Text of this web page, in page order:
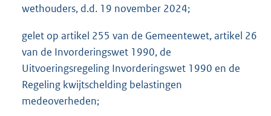
wethouders, d.d. 19 november 2024;
gelet op artikel 255 van de Gemeentewet, artikel 26
van de Invorderingswet 1990, de
Uitvoeringsregeling Invorderingswet 1990 en de
Regeling kwijtschelding belastingen
medeoverheden;